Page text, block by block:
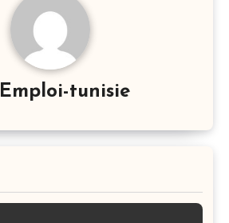
Emploi-tunisie